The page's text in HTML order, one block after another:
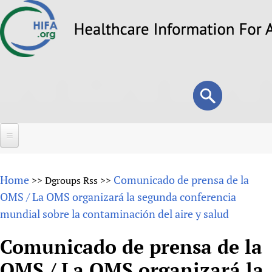
to
Search
form
Search
About
Overview
Why HIFA is needed
Vision and Strategy
Forums
HIFA (Healthcare Information For All)
How to use the HIFA forums
Projects
Home >> Dgroups Rss >> Comunicado de prensa de la
OMS / La OMS organizará la segunda conferencia
mundial sobre la contaminación del aire y salud
Comunicado de prensa de la